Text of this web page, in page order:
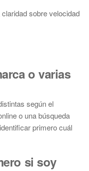
sobre velocidad
o varias
según el
o una búsqueda
primero cuál
si soy